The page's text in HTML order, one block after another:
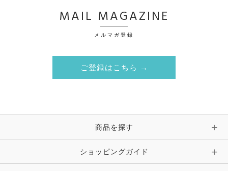
MAIL MAGAZINE
メルマガ登録
ご登録はこちら →
商品を探す
ショッピングガイド